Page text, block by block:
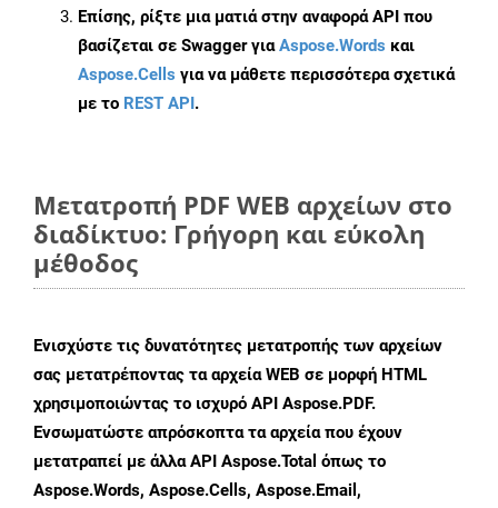
Επίσης, ρίξτε μια ματιά στην αναφορά API που
βασίζεται σε Swagger γιαAspose.Words και
Aspose.Cells για να μάθετε περισσότερα σχετικά
με το REST API.
Μετατροπή PDF WEB αρχείων στο
διαδίκτυο: Γρήγορη και εύκολη
μέθοδος
Ενισχύστε τις δυνατότητες μετατροπής των αρχείων
σας μετατρέποντας τα αρχεία WEB σε μορφή HTML
χρησιμοποιώντας το ισχυρό API Aspose.PDF.
Ενσωματώστε απρόσκοπτα τα αρχεία που έχουν
μετατραπεί με άλλα API Aspose.Total όπως το
Aspose.Words, Aspose.Cells, Aspose.Email,